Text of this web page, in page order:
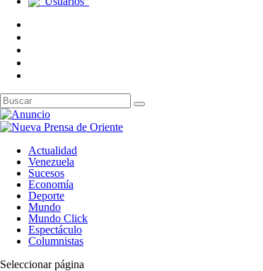
Actualidad
Venezuela
Sucesos
Economía
Deporte
Mundo
Mundo Click
Espectáculo
Columnistas
Seleccionar página